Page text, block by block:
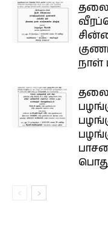
நாள்